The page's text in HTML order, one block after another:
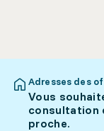
Adresses des
Vous
consultation
proche.